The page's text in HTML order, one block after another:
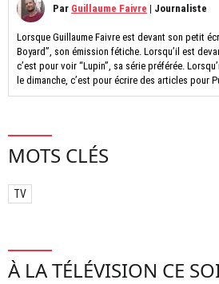
Par Guillaume Faivre | Journaliste
Lorsque Guillaume Faivre est devant son petit
Boyard”, son émission fétiche. Lorsqu’il est
c’est pour voir “Lupin”, sa série préférée.
le dimanche, c’est pour écrire des articles pour
MOTS CLÉS
TV
À LA TÉLÉVISION CE